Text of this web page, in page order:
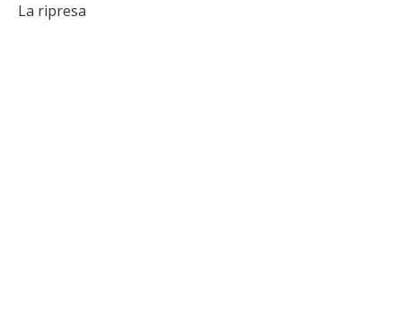
La ripresa